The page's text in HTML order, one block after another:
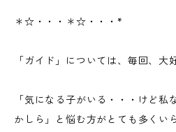
＊☆・・・＊☆・・・*
「ガイド」については、毎回、大
「気になる子がいる・・・けど
かしら」と悩む方がとても多くい